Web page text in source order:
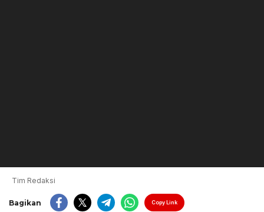
Tim Redaksi
Bagikan Copy Link